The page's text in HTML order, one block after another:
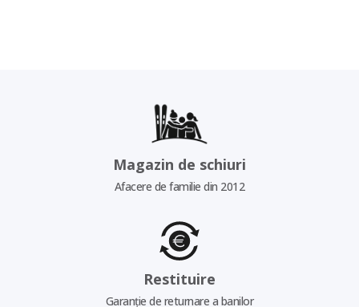
Magazin de schiuri
Afacere de familie din 2012
Restituire
Garanție de returnare a banilor